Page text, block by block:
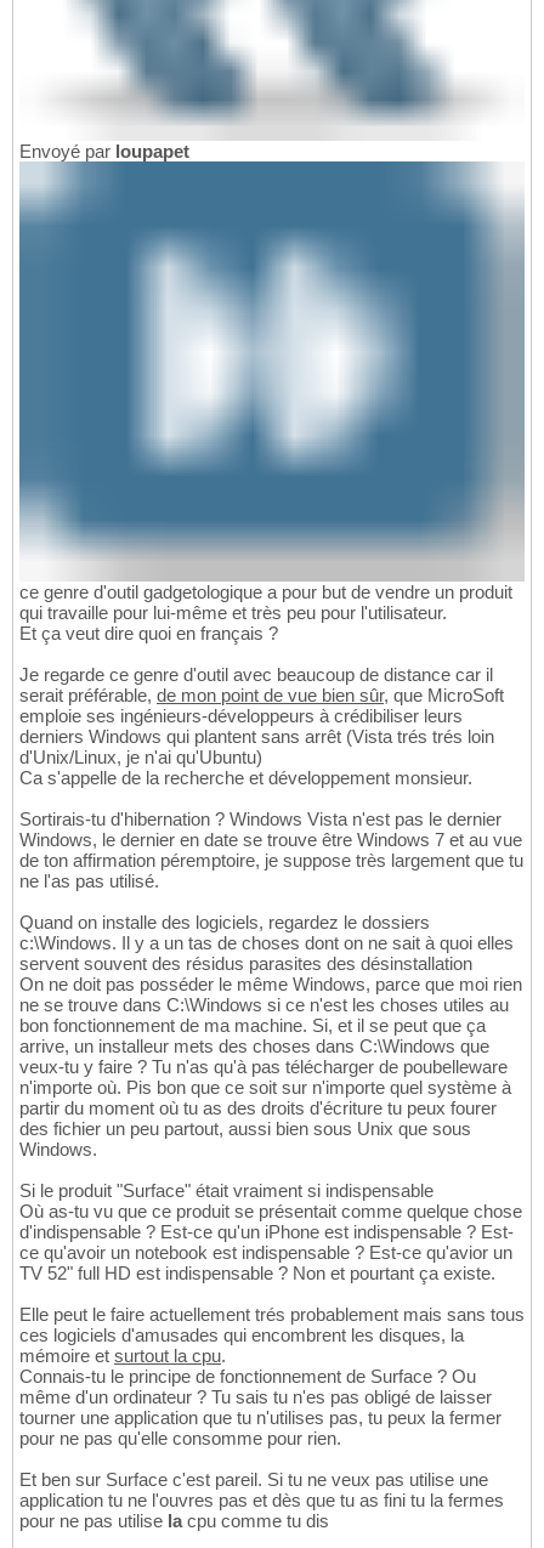
Envoyé par loupapet
ce genre d'outil gadgetologique a pour but de vendre un produit
qui travaille pour lui-même et très peu pour l'utilisateur.
Et ça veut dire quoi en français ?
Je regarde ce genre d'outil avec beaucoup de distance car il
serait préférable, de mon point de vue bien sûr, que MicroSoft
emploie ses ingénieurs-développeurs à crédibiliser leurs
derniers Windows qui plantent sans arrêt (Vista trés trés loin
d'Unix/Linux, je n'ai qu'Ubuntu)
Ca s'appelle de la recherche et développement monsieur.
Sortirais-tu d'hibernation ? Windows Vista n'est pas le dernier
Windows, le dernier en date se trouve être Windows 7 et au vue
de ton affirmation péremptoire, je suppose très largement que tu
ne l'as pas utilisé.
Quand on installe des logiciels, regardez le dossiers
c:\Windows. Il y a un tas de choses dont on ne sait à quoi elles
servent souvent des résidus parasites des désinstallation
On ne doit pas posséder le même Windows, parce que moi rien
ne se trouve dans C:\Windows si ce n'est les choses utiles au
bon fonctionnement de ma machine. Si, et il se peut que ça
arrive, un installeur mets des choses dans C:\Windows que
veux-tu y faire ? Tu n'as qu'à pas télécharger de poubelleware
n'importe où. Pis bon que ce soit sur n'importe quel système à
partir du moment où tu as des droits d'écriture tu peux fourer
des fichier un peu partout, aussi bien sous Unix que sous
Windows.
Si le produit "Surface" était vraiment si indispensable
Où as-tu vu que ce produit se présentait comme quelque chose
d'indispensable ? Est-ce qu'un iPhone est indispensable ? Est-
ce qu'avoir un notebook est indispensable ? Est-ce qu'avior un
TV 52" full HD est indispensable ? Non et pourtant ça existe.
Elle peut le faire actuellement trés probablement mais sans tous
ces logiciels d'amusades qui encombrent les disques, la
mémoire et surtout la cpu.
Connais-tu le principe de fonctionnement de Surface ? Ou
même d'un ordinateur ? Tu sais tu n'es pas obligé de laisser
tourner une application que tu n'utilises pas, tu peux la fermer
pour ne pas qu'elle consomme pour rien.
Et ben sur Surface c'est pareil. Si tu ne veux pas utilise une
application tu ne l'ouvres pas et dès que tu as fini tu la fermes
pour ne pas utilise lacpu comme tu dis